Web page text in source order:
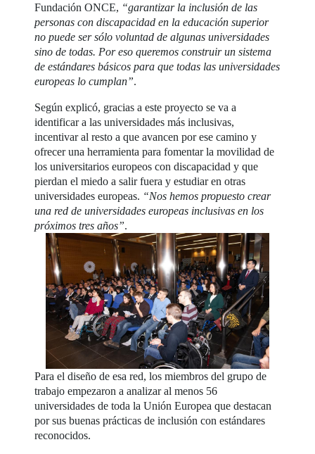
Fundación ONCE, “garantizar la inclusión de las
personas con discapacidad en la educación superior
no puede ser sólo voluntad de algunas universidades
sino de todas. Por eso queremos construir un sistema
de estándares básicos para que todas las universidades
europeas lo cumplan”.
Según explicó, gracias a este proyecto se va a
identificar a las universidades más inclusivas,
incentivar al resto a que avancen por ese camino y
ofrecer una herramienta para fomentar la movilidad de
los universitarios europeos con discapacidad y que
pierdan el miedo a salir fuera y estudiar en otras
universidades europeas. “Nos hemos propuesto crear
una red de universidades europeas inclusivas en los
próximos tres años”.
Para el diseño de esa red, los miembros del grupo de
trabajo empezaron a analizar al menos 56
universidades de toda la Unión Europea que destacan
por sus buenas prácticas de inclusión con estándares
reconocidos.